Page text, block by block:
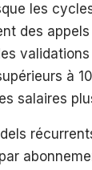
les
des appels
à
salaires